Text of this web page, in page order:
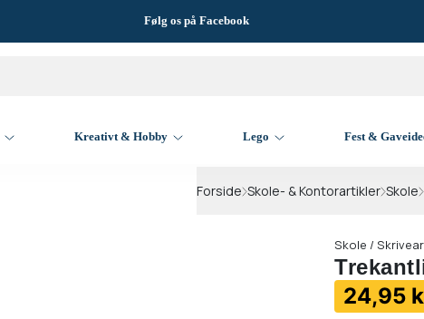
Følg os på Facebook
Kreativt & Hobby Lego Fest &
Forside Skole- & Kontorartikler Skole
Skole /
24,95